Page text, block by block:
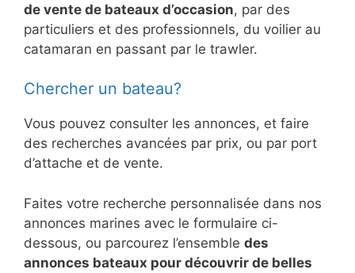
de vente de bateaux d’occasion, par des
particuliers et des professionnels, du voilier au
catamaran en passant par le trawler.
Chercher un bateau?
Vous pouvez consulter les annonces, et faire
des recherches avancées par prix, ou par port
d’attache et de vente.
Faites votre recherche personnalisée dans nos
annonces marines avec le formulaire ci-
dessous, ou parcourez l’ensemble des
annonces bateaux pour découvrir de belles